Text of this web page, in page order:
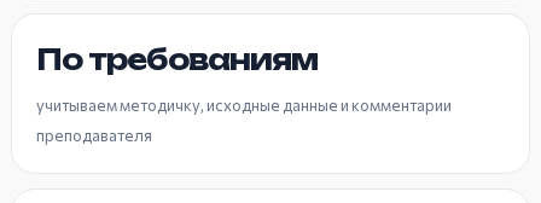
По требованиям
учитываем методичку, исходные данные и комментарии
преподавателя